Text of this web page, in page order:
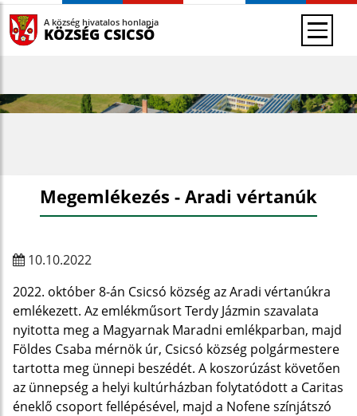
A község hivatalos honlapja
KÖZSÉG CSICSÓ
Megemlékezés - Aradi vértanúk
10.10.2022
2022. október 8-án Csicsó község az Aradi vértanúkra
emlékezett. Az emlékműsort Terdy Jázmin szavalata
nyitotta meg a Magyarnak Maradni emlékparban, majd
Földes Csaba mérnök úr, Csicsó község polgármestere
tartotta meg ünnepi beszédét. A koszorúzást követően
az ünnepség a helyi kultúrházban folytatódott a Caritas
éneklő csoport fellépésével, majd a Nofene színjátszó